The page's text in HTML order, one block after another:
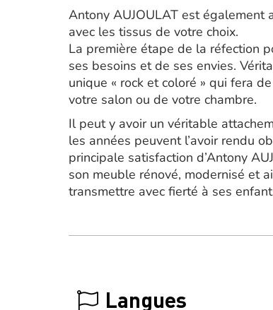
Antony AUJOULAT est également
avec les tissus de votre choix.
La première étape de la réfection
ses besoins et de ses envies.
unique « rock et coloré » qui fera
votre salon ou de votre chambre.
Il peut y avoir un véritable
les années peuvent l’avoir rendu
principale satisfaction d’Antony
son meuble rénové, modernisé et
transmettre avec fierté à ses
Langues